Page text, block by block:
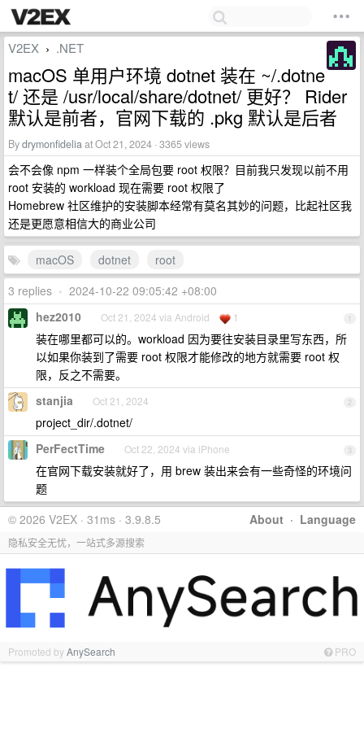
V2EX › .NET
macOS 单用户环境 dotnet 装在 ~/.dotne
t/ 还是 /usr/local/share/dotnet/ 更好？ Rider
默认是前者，官网下载的 .pkg 默认是后者
Bydrymonfideliaat Oct 21, 2024 · 3365 views
会不会像 npm 一样装个全局包要 root 权限？目前我只发现以前不用
root 安装的 workload 现在需要 root 权限了
Homebrew 社区维护的安装脚本经常有莫名其妙的问题，比起社区我
还是更愿意相信大的商业公司
macOS dotnet
root
3 replies • 2024-10-22 09:05:42 +08:00
1
hez2010 Oct 21, 2024 via Android 1
装在哪里都可以的。workload 因为要往安装目录里写东西，所
以如果你装到了需要 root 权限才能修改的地方就需要 root 权
限，反之不需要。
2
stanjia Oct 21, 2024
project_dir/.dotnet/
3
PerFectTime Oct 22, 2024 via iPhone
在官网下载安装就好了，用 brew 装出来会有一些奇怪的环境问
题
About · Language
© 2026 V2EX · 31ms · 3.9.8.5
隐私安全无忧，一站式多源搜索
Promoted byAnySearch PRO